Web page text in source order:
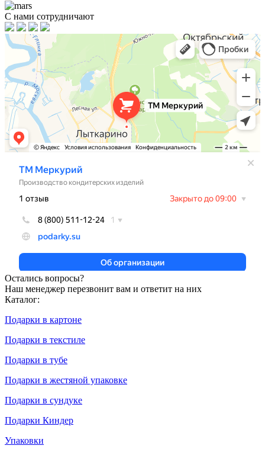
С нами сотрудничают
Остались вопросы?
Наш менеджер перезвонит вам и ответит на них
Каталог:
Подарки в картоне
Подарки в текстиле
Подарки в тубе
Подарки в жестяной упаковке
Подарки в сундуке
Подарки Киндер
Упаковки